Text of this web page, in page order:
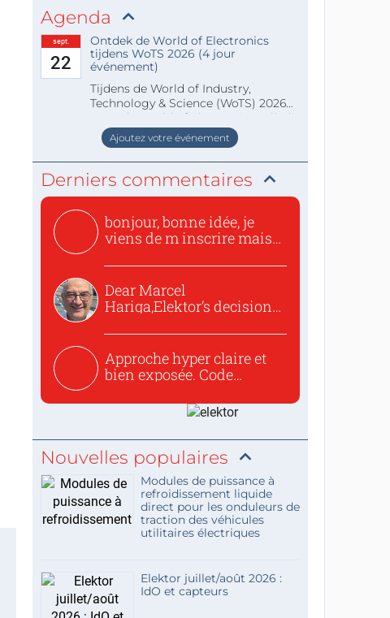
Agenda
sept.
22
Ontdek de World of Electronics
tijdens WoTS 2026 (4 jour
événement)
Tijdens de World of Industry,
Technology & Science (WoTS) 2026
staat de World of Electronics volledi
Ajoutez votre événement
Derniers commentaires
bonjour, bonne idée, je
viens de m inscrire mais
Dear Marcel
Hariga,Elektor’s decision
Approche hyper claire et
bien exposée. Code
Nouvelles populaires
Modules de puissance à
refroidissement liquide
direct pour les onduleurs de
traction des véhicules
utilitaires électriques
Elektor juillet/août 2026 :
IdO et capteurs